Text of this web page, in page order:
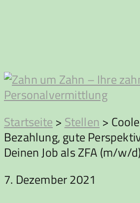
Zahn
um
Zahn
Startseite > Stellen >
Bezahlung, gute
Deinen Job als ZFA (m/w/
7. Dezember 2021